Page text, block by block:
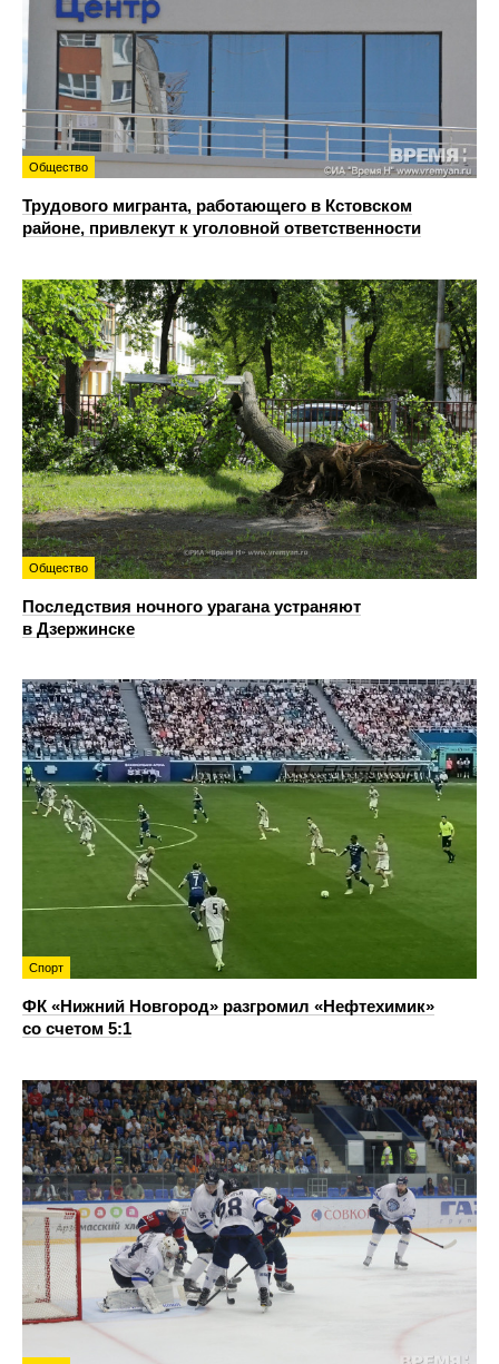
Общество
Трудового мигранта, работающего в Кстовском
районе, привлекут к уголовной ответственности
Общество
Последствия ночного урагана устраняют
в Дзержинске
Спорт
ФК «Нижний Новгород» разгромил «Нефтехимик»
со счетом 5:1